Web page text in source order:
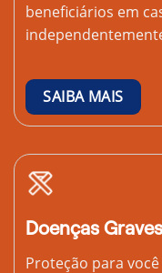
beneficiários em
SAIBA MAIS
Doenças Graves
Proteção para